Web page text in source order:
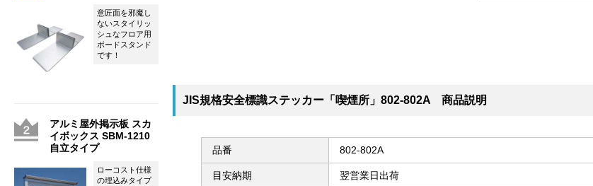
JIS規格安全標識ステッカー「喫煙所」802-802A 商品説明
品番 802-802A
目安納期 翌営業日出荷
意匠面を邪魔し
ないスタイリッ
シュなフロア用
ボードスタンド
です！
アルミ屋外掲示板 スカ
イボックス SBM-1210
自立タイプ
ローコスト仕様
の埋込みタイプ